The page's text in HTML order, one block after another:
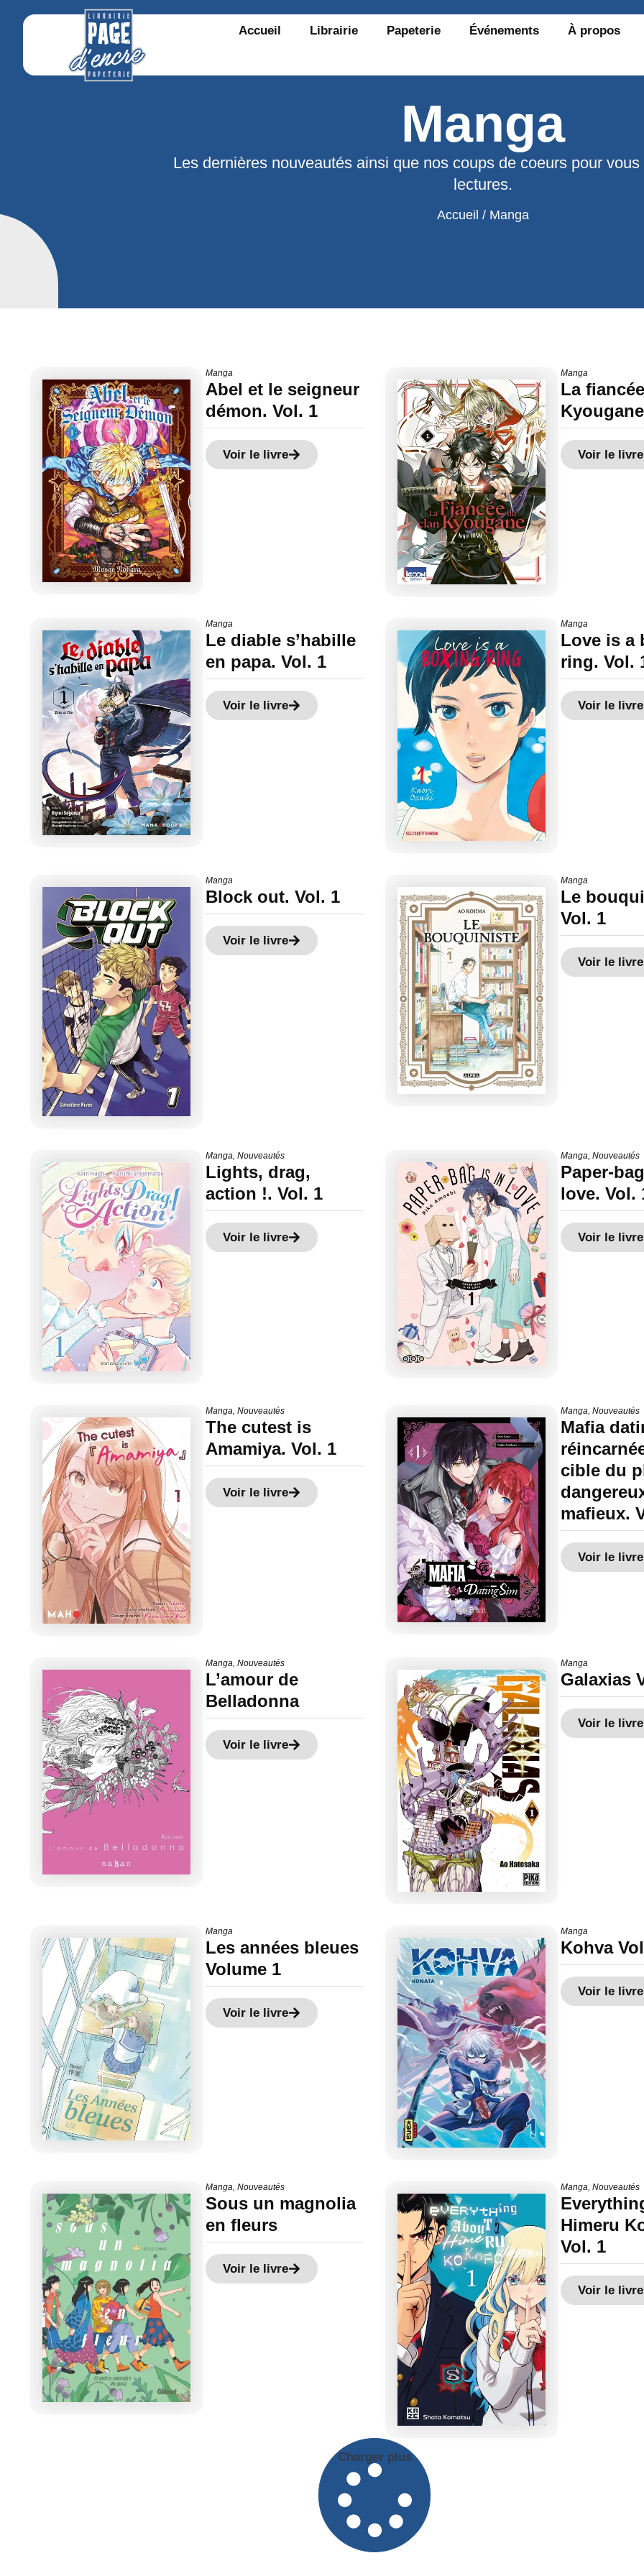
Accueil Librairie Papeterie Événements À propos
Manga
Les dernières nouveautés ainsi que nos coups de coeurs pour
lectures.
Accueil / Manga
Manga
Abel et le seigneur
démon. Vol. 1
Voir le livre
Manga
La
Voir le livre
Manga
Le diable s’habille
en papa. Vol. 1
Voir le livre
Manga
Love is a
ring. Vol.
Voir le livre
Manga
Block out. Vol. 1
Voir le livre
Manga
Le
Vol. 1
Voir le livre
Manga,Nouveautés
Lights, drag,
action !. Vol. 1
Voir le livre
Manga,Nouveautés
Paper-
love. Vol.
Voir le livre
Manga,Nouveautés
The cutest is
Amamiya. Vol. 1
Voir le livre
Manga,Nouveautés
Mafia
cible du
mafieux.
Voir le livre
Manga,Nouveautés
L’amour de
Belladonna
Voir le livre
Manga
Galaxias
Voir le livre
Manga
Les années bleues
Volume 1
Voir le livre
Manga
Kohva
Voir le livre
Manga ,Nouveautés
Sous un magnolia
en fleurs
Voir le livre
Manga ,Nouveautés
Himeru
Vol. 1
Voir le livre
Charger plus